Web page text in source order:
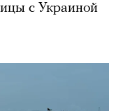
с Украиной